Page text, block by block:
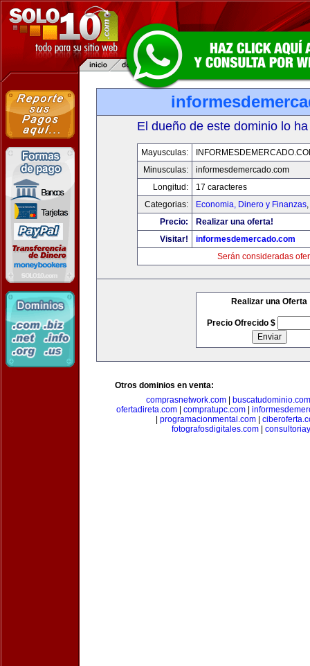
El dueño de este dominio lo
Mayusculas:
Minusculas:
informesdemercado.com
Longitud:
17 caracteres
Categorias:
Economia, Dinero y Finanzas,
Precio:
Realizar una oferta!
Visitar!
informesdemercado.com
Serán consideradas
Realizar una Oferta
Precio Ofrecido $
Otros dominios en venta:
comprasnetwork.com
buscatudominio.com
ofertadireta.com| compratupc.com|
programacionmental.com|
fotografosdigitales.com|